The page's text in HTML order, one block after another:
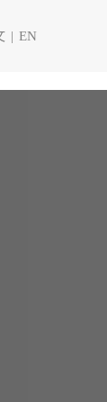
| EN